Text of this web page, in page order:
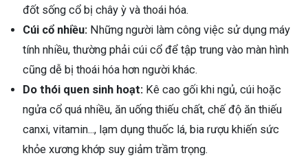
đốt sống cổ bị chây ỳ và thoái hóa.
Cúi cổ nhiều: Những người làm công việc sử dụng máy
tính nhiều, thường phải cúi cổ để tập trung vào màn hình
cũng dễ bị thoái hóa hơn người khác.
Do thói quen sinh hoạt: Kê cao gối khi ngủ, cúi hoặc
ngửa cổ quá nhiều, ăn uống thiếu chất, chế độ ăn thiếu
canxi, vitamin..., lạm dụng thuốc lá, bia rượu khiến sức
khỏe xương khớp suy giảm trầm trọng.